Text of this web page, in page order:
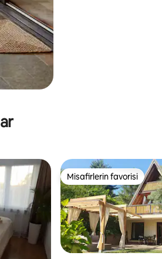
Misafirlerin favorisi
Misafirlerin favorisi